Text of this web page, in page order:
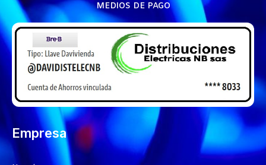
MEDIOS DE PAGO
Empresa